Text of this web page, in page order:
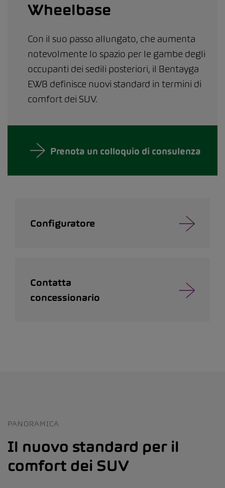
Wheelbase
Con il suo passo allungato, che aumenta
notevolmente lo spazio per le gambe degli
occupanti dei sedili posteriori, il Bentayga
EWB definisce nuovi standard in termini di
comfort dei SUV.
Prenota un colloquio di consulenza
Configuratore
Contatta
concessionario
PANORAMICA
Il nuovo standard per il
comfort dei SUV